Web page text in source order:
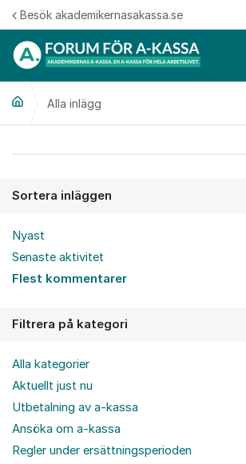
Hoppa till innehåll
Besök akademikernasakassa.se
Alla inlägg
Sortera inläggen
Nyast
Senaste aktivitet
Flest kommentarer
Filtrera på kategori
Alla kategorier
Aktuellt just nu
Utbetalning av a-kassa
Ansöka om a-kassa
Regler under ersättningsperioden